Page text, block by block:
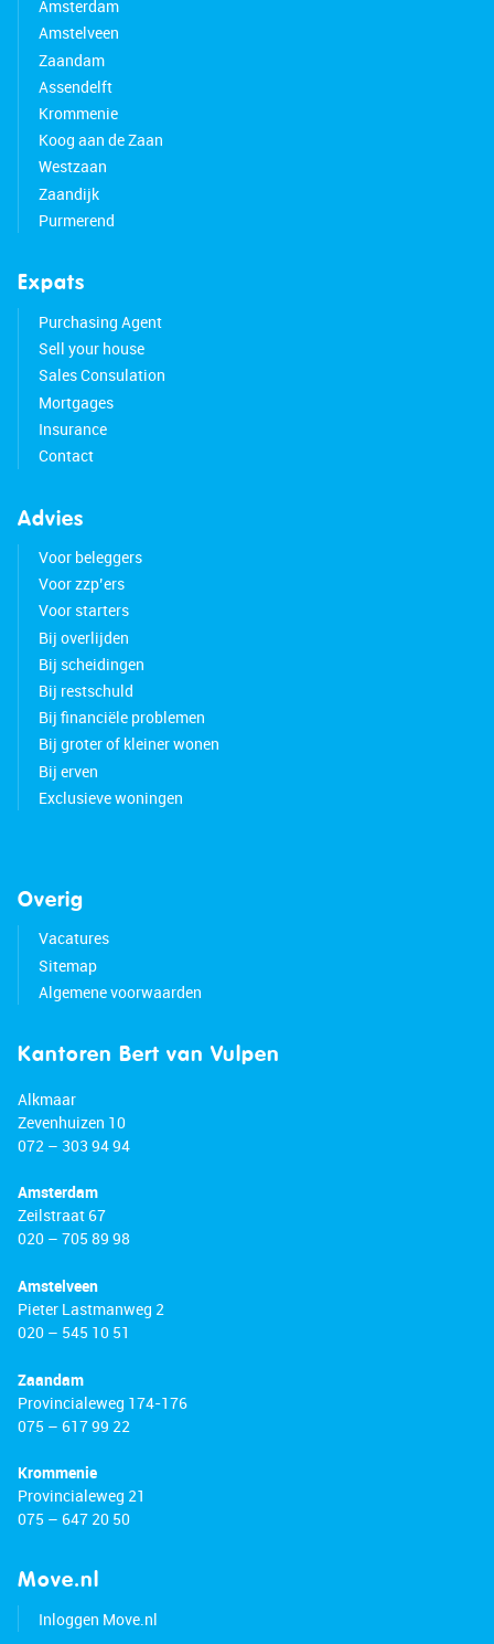
Amsterdam
Amstelveen
Zaandam
Assendelft
Krommenie
Koog aan de Zaan
Westzaan
Zaandijk
Purmerend
Expats
Purchasing Agent
Sell your house
Sales Consulation
Mortgages
Insurance
Contact
Advies
Voor beleggers
Voor zzp’ers
Voor starters
Bij overlijden
Bij scheidingen
Bij restschuld
Bij financiële problemen
Bij groter of kleiner wonen
Bij erven
Exclusieve woningen
Overig
Vacatures
Sitemap
Algemene voorwaarden
Kantoren Bert van Vulpen
Alkmaar
Zevenhuizen 10
072 – 303 94 94
Amsterdam
Zeilstraat 67
020 – 705 89 98
Amstelveen
Pieter Lastmanweg 2
020 – 545 10 51
Zaandam
Provincialeweg 174-176
075 – 617 99 22
Krommenie
Provincialeweg 21
075 – 647 20 50
Move.nl
Inloggen Move.nl